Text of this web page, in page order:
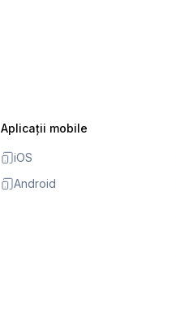
Aplicații mobile
iOS
Android